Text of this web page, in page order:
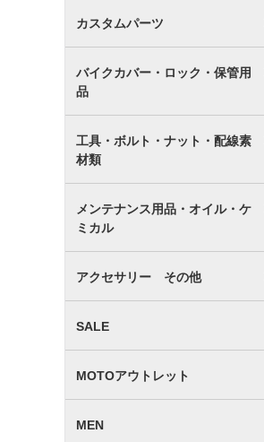
カスタムパーツ
バイクカバー・ロック・保管用
品
工具・ボルト・ナット・配線素
材類
メンテナンス用品・オイル・ケ
ミカル
アクセサリー その他
SALE
MOTOアウトレット
MEN